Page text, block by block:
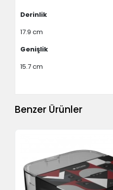
Derinlik
17.9 cm
Genişlik
15.7 cm
Benzer Ürünler